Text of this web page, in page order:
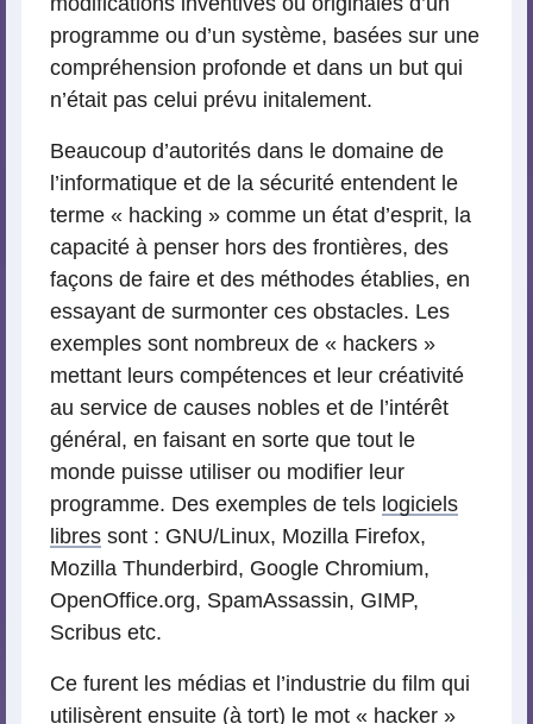
programme ou d’un système, basées sur une
compréhension profonde et dans un but qui
n’était pas celui prévu initalement.
Beaucoup d’autorités dans le domaine de
l’informatique et de la sécurité entendent le
terme « hacking » comme un état d’esprit, la
capacité à penser hors des frontières, des
façons de faire et des méthodes établies, en
essayant de surmonter ces obstacles. Les
exemples sont nombreux de « hackers »
mettant leurs compétences et leur créativité
au service de causes nobles et de l’intérêt
général, en faisant en sorte que tout le
monde puisse utiliser ou modifier leur
programme. Des exemples de tels logiciels
libres sont : GNU/Linux, Mozilla Firefox,
Mozilla Thunderbird, Google Chromium,
OpenOffice.org, SpamAssassin, GIMP,
Scribus etc.
Ce furent les médias et l’industrie du film qui
utilisèrent ensuite (à tort) le mot « hacker »